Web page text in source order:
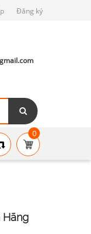
Đăng ký
0
Hãng